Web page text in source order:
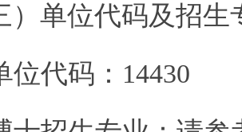
）单位代码及招生
位代码： 14430